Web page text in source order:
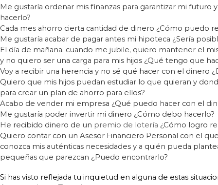
Me gustaría ordenar mis finanzas para garantizar mi futuro
hacerlo?
Cada mes ahorro cierta cantidad de dinero ¿Cómo puedo
Me gustaría acabar de pagar antes mi hipoteca ¿Sería
El día de mañana, cuando me jubile, quiero mantener el
y no quiero ser una carga para mis hijos ¿Qué tengo que
Voy a recibir una herencia y no sé qué hacer con el dinero
Quiero que mis hijos puedan estudiar lo que quieran y
para crear un plan de ahorro para ellos?
Acabo de vender mi empresa ¿Qué puedo hacer con el
Me gustaría poder invertir mi dinero ¿Cómo debo hacerlo?
He recibido dinero de un premio de lotería ¿Cómo logro
Quiero contar con un Asesor Financiero Personal con el
conozca mis auténticas necesidades y a quién pueda
pequeñas que parezcan ¿Puedo encontrarlo?
Si has visto reflejada tu inquietud en alguna de estas